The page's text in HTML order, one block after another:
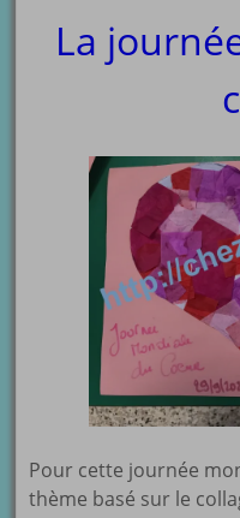
La
Pour cette journée
thème basé sur le